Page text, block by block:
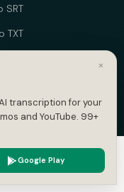
SRT
TXT
×
transcription for your
and YouTube. 99+
Google Play